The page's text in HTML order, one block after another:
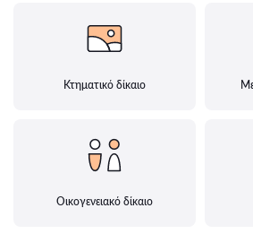
Κτηματικό δίκαιο
Οικογενειακό δίκαιο